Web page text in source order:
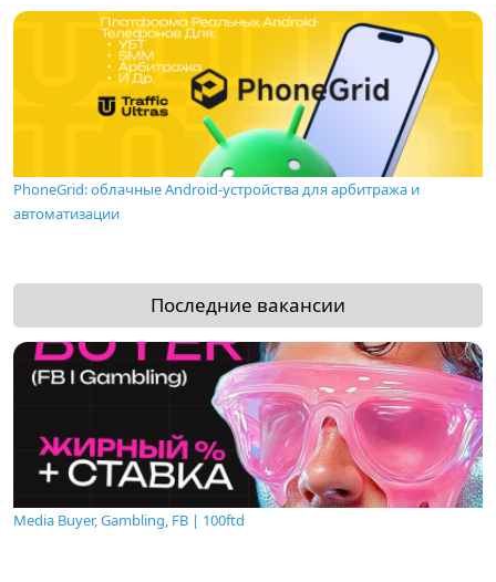
PhoneGrid: облачные Android-устройства для арбитража и
автоматизации
Последние вакансии
Media Buyer, Gambling, FB | 100ftd